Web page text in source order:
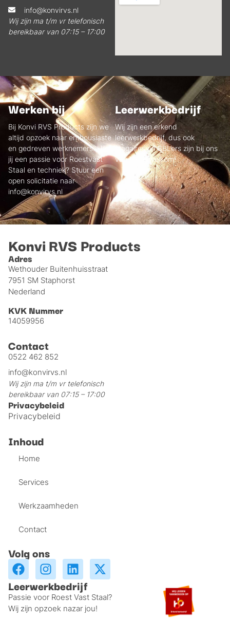
info@konvirvs.nl
Wij zijn ma t/m vr telefonisch
bereikbaar van 07:15 – 17:00
Werken bij
Bij Konvi RVS Products zijn we
altijd opzoek naar enthousiaste
en gedreven werknemers. Heb
jij een passie voor Roestvast
Staal en techniek? Stuur een
open solicitatie naar
info@konvirvs.nl
Leerwerkbedrijf
Wij zijn een erkend
leerwerkbedrijf, dus ook
stagaires en BBL’ers zijn bij ons
van harte welkom!
Konvi RVS Products
Adres
Wethouder Buitenhuisstraat
7951 SM Staphorst
Nederland
KVK Nummer
14059956
Contact
0522 462 852
info@konvirvs.nl
Wij zijn ma t/m vr telefonisch
bereikbaar van 07:15 – 17:00
Privacybeleid
Privacybeleid
Inhoud
Home
Services
Werkzaamheden
Contact
Volg ons
Leerwerkbedrijf
Passie voor Roest Vast Staal?
Wij zijn opzoek nazar jou!